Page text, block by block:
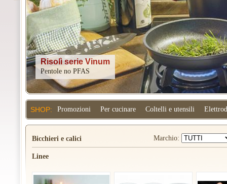
Kitchenaid
SHOP: Promozioni Per cucinare Coltelli e utensili
Bicchieri e calici Marchio:
Linee